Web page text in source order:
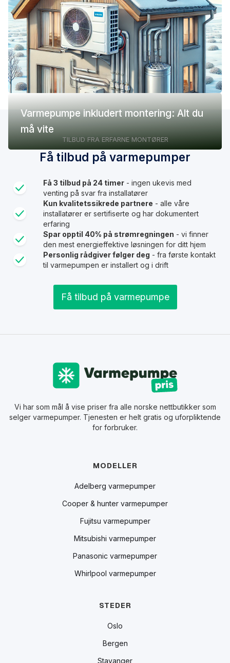
(pris, fordeler og ulemper)
Varmepumpe inkludert montering: Alt du
må vite
TILBUD FRA ERFARNE MONTØRER
Få tilbud på varmepumper
Få 3 tilbud på 24 timer - ingen ukevis med
venting på svar fra installatører
Kun kvalitetssikrede partnere - alle våre
installatører er sertifiserte og har dokumentert
erfaring
Spar opptil 40% på strømregningen - vi finner
den mest energieffektive løsningen for ditt hjem
Personlig rådgiver følger deg - fra første kontakt
til varmepumpen er installert og i drift
Få tilbud på varmepumpe
Vi har som mål å vise priser fra alle norske nettbutikker som
selger varmepumper. Tjenesten er helt gratis og uforpliktende
for forbruker.
MODELLER
Adelberg varmepumper
Cooper & hunter varmepumper
Fujitsu varmepumper
Mitsubishi varmepumper
Panasonic varmepumper
Whirlpool varmepumper
STEDER
Oslo
Bergen
Stavanger